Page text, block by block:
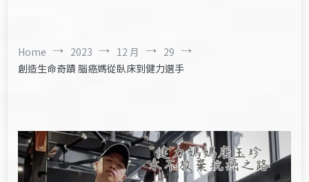
Home 2023 12 月
29
創造生命奇蹟 腦癌媽從臥床到健力選手